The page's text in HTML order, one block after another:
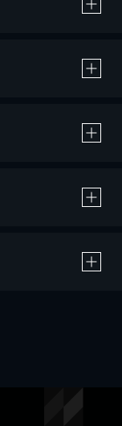
の購入 / レンタルです。
％のポイント還元です。